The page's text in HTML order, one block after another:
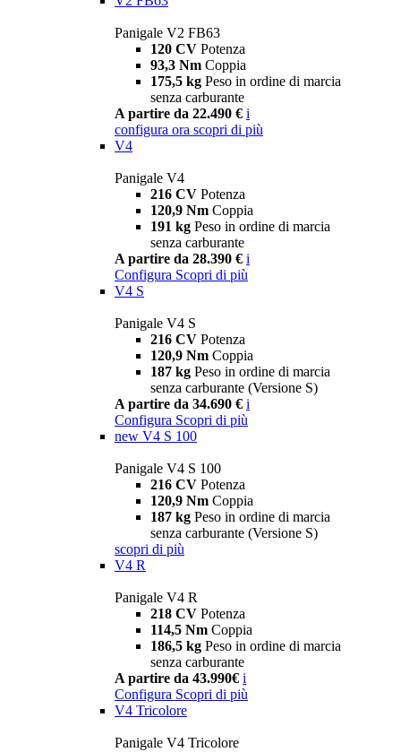
Panigale V2 FB63
120 CV Potenza
93,3 Nm Coppia
175,5 kg Peso in ordine di marcia
senza carburante
A partire da 22.490 € i
configura ora scopri di più
V4
Panigale V4
216 CV Potenza
120,9 Nm Coppia
191 kg Peso in ordine di marcia
senza carburante
A partire da 28.390 € i
Configura Scopri di più
V4 S
Panigale V4 S
216 CV Potenza
120,9 Nm Coppia
187 kg Peso in ordine di marcia
senza carburante (Versione S)
A partire da 34.690 € i
Configura Scopri di più
new V4 S 100
Panigale V4 S 100
216 CV Potenza
120,9 Nm Coppia
187 kg Peso in ordine di marcia
senza carburante (Versione S)
scopri di più
V4 R
Panigale V4 R
218 CV Potenza
114,5 Nm Coppia
186,5 kg Peso in ordine di marcia
senza carburante
A partire da 43.990€ i
Configura Scopri di più
V4 Tricolore
Panigale V4 Tricolore